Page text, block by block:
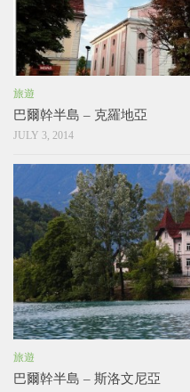
旅遊
巴爾幹半島 – 克羅地亞
JULY 3, 2014
旅遊
巴爾幹半島 – 斯洛文尼亞